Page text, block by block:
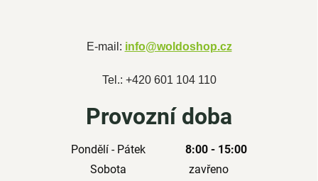
E-mail: info@woldoshop.cz
Tel.: +420 601 104 110
Provozní doba
Pondělí - Pátek 8:00 - 15:00
Sobota zavřeno